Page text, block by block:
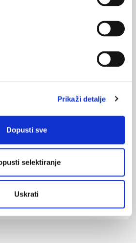
Prikaži detalje
Dopusti sve
selektiranje
Uskrati
protiv raka vrata maternice, 18.
endometrijskih poremećaja –
>
<